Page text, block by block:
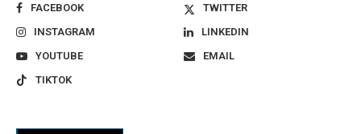
FACEBOOK
TWITTER
INSTAGRAM
LINKEDIN
YOUTUBE
EMAIL
TIKTOK